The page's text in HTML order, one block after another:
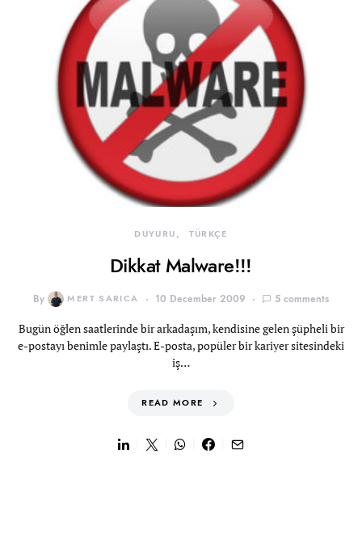
DUYURU TÜRKÇE
Dikkat Malware!!!
By MERT SARICA 10 December 2009 5 comments
Bugün öğlen saatlerinde bir arkadaşım, kendisine gelen şüpheli bir
e-postayı benimle paylaştı. E-posta, popüler bir kariyer sitesindeki
iş…
READ MORE